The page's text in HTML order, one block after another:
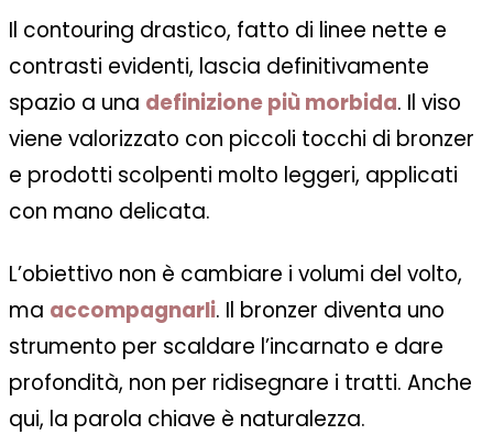
Il contouring drastico, fatto di linee nette e
contrasti evidenti, lascia definitivamente
spazio a una definizione più morbida. Il viso
viene valorizzato con piccoli tocchi di bronzer
e prodotti scolpenti molto leggeri, applicati
con mano delicata.
L’obiettivo non è cambiare i volumi del volto,
ma accompagnarli. Il bronzer diventa uno
strumento per scaldare l’incarnato e dare
profondità, non per ridisegnare i tratti. Anche
qui, la parola chiave è naturalezza.